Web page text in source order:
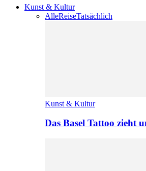
Kunst & Kultur
AlleReiseTatsächlich
Kunst & Kultur
Das Basel Tattoo zieht